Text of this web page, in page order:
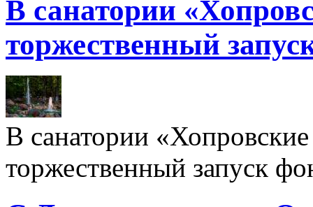
В санатории
торжественный
В санатории «Хопровские
торжественный запуск